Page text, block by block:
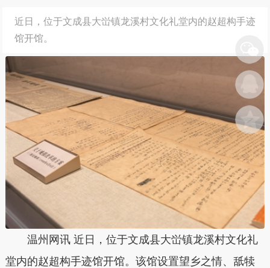
近日，位于文成县大峃镇龙溪村文化礼堂内的赵超构手迹
馆开馆。
温州网讯 近日，位于文成县大峃镇龙溪村文化礼
堂内的赵超构手迹馆开馆。该馆设置望乡之情、舐犊